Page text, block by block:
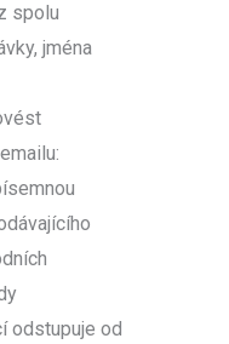
spolu
jména
odstupuje od